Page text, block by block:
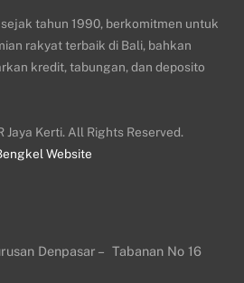
sejak tahun 1990, berkomitmen untuk
rakyat terbaik di Bali, bahkan
kredit, tabungan, dan deposito
Jaya Kerti. All Rights Reserved.
Website
Denpasar – Tabanan No 16